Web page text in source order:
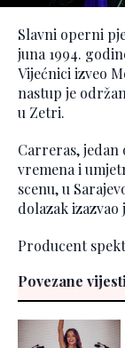
Slavni operni
juna 1994.
Vijećnici izveo
nastup je
u Zetri.
Carreras, jedan
vremena i
scenu, u
dolazak
Producent
Povezane vijesti